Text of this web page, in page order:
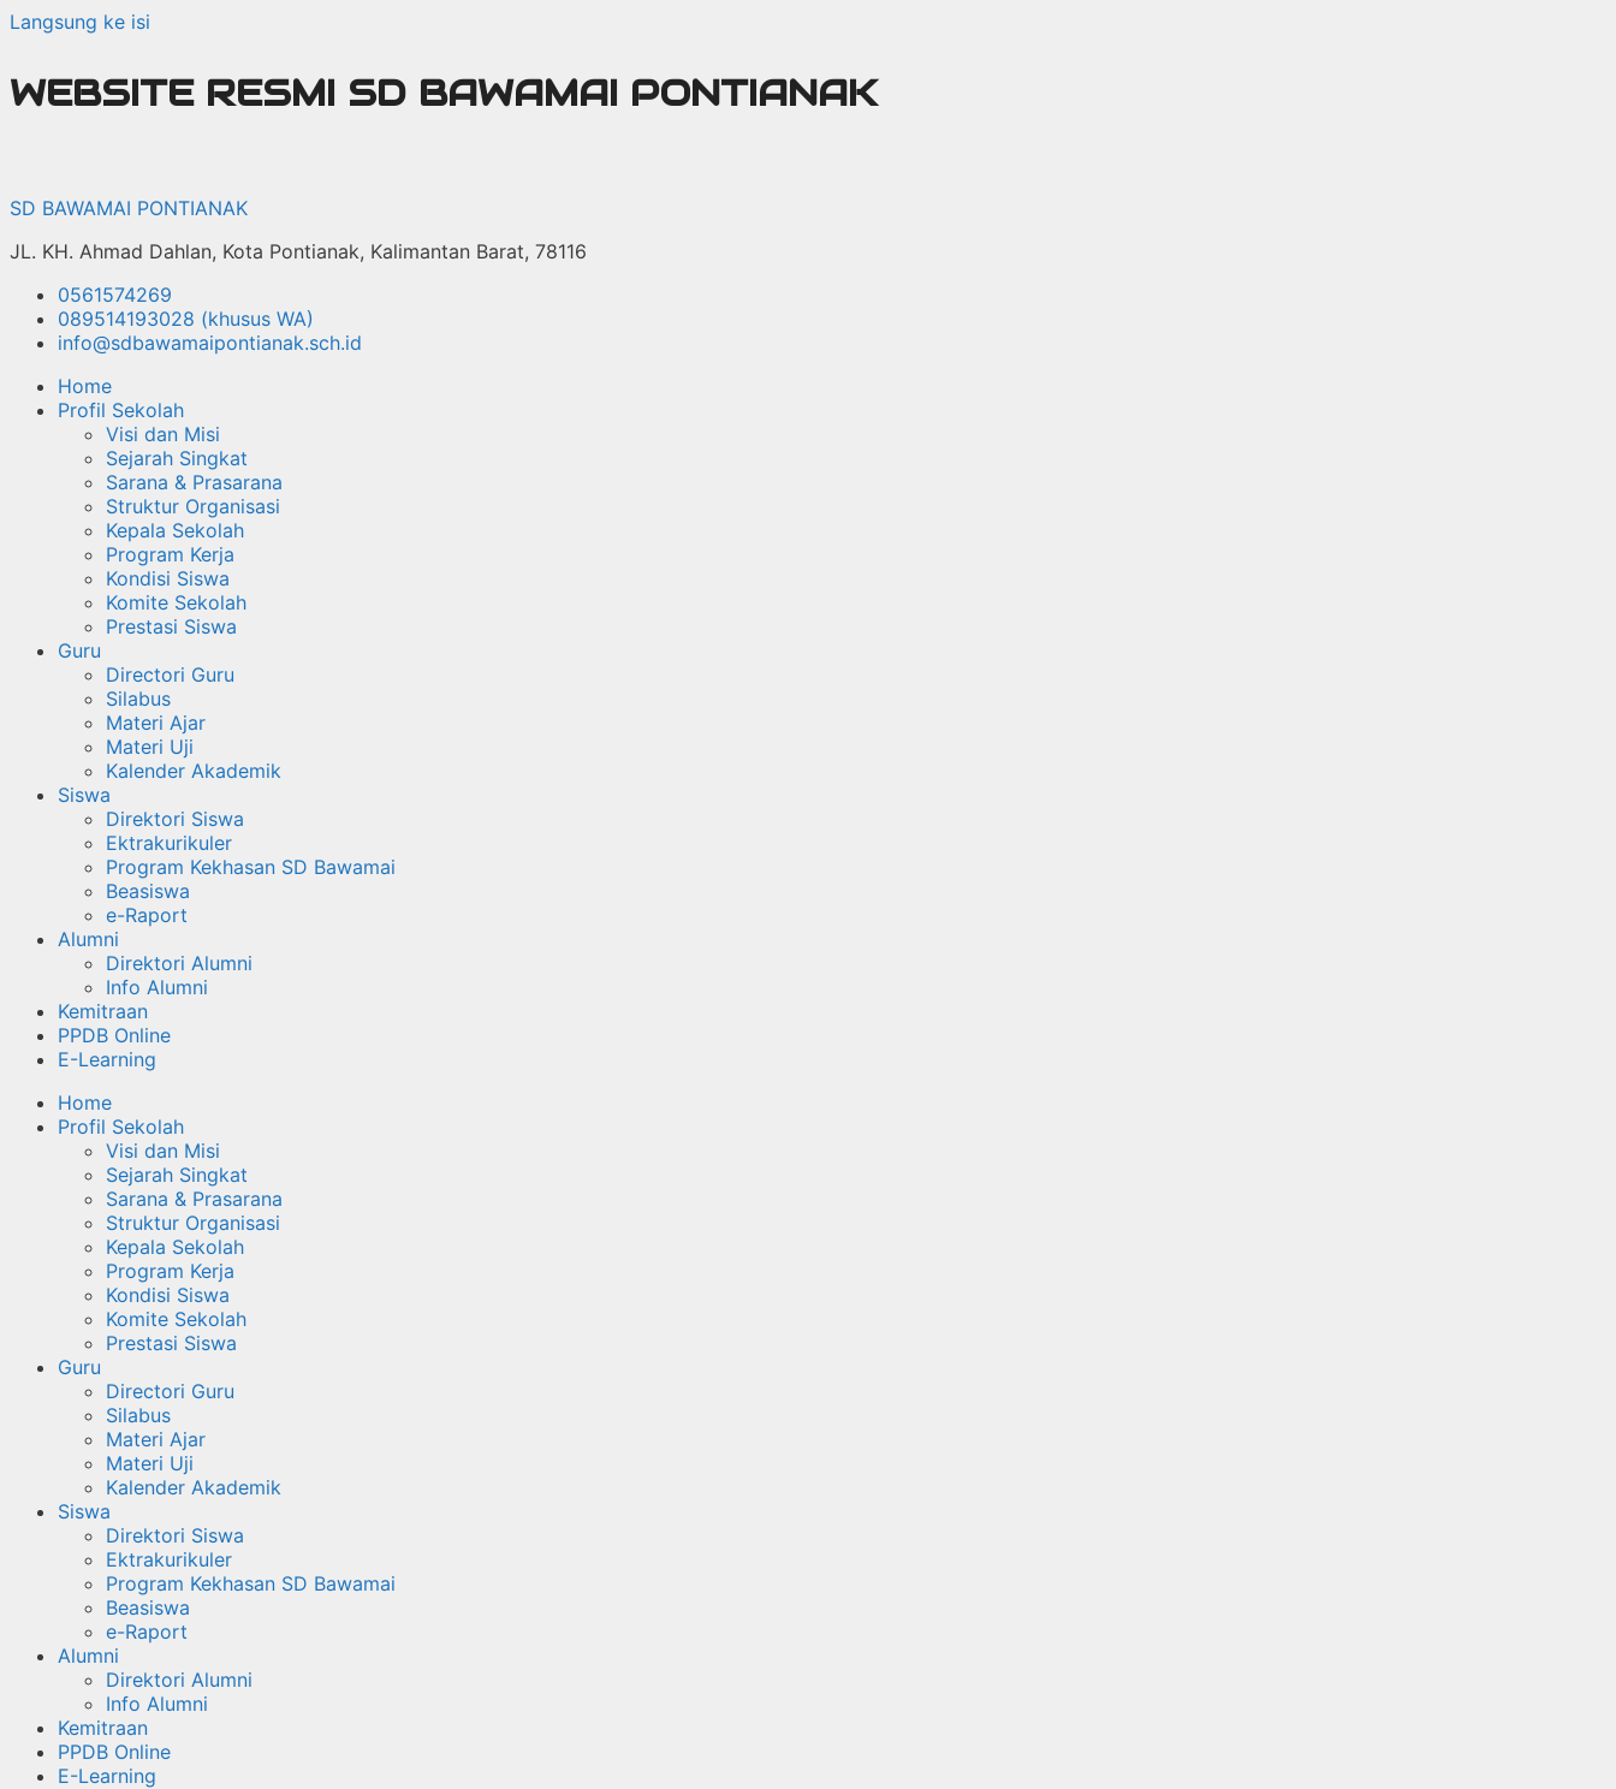
Langsung ke isi
WEBSITE RESMI SD BAWAMAI PONTIANAK
SD BAWAMAI PONTIANAK
JL. KH. Ahmad Dahlan, Kota Pontianak, Kalimantan Barat, 78116
0561574269
089514193028 (khusus WA)
info@sdbawamaipontianak.sch.id
Home
Profil Sekolah
Visi dan Misi
Sejarah Singkat
Sarana & Prasarana
Struktur Organisasi
Kepala Sekolah
Program Kerja
Kondisi Siswa
Komite Sekolah
Prestasi Siswa
Guru
Directori Guru
Silabus
Materi Ajar
Materi Uji
Kalender Akademik
Siswa
Direktori Siswa
Ektrakurikuler
Program Kekhasan SD Bawamai
Beasiswa
e-Raport
Alumni
Direktori Alumni
Info Alumni
Kemitraan
PPDB Online
E-Learning
Home
Profil Sekolah
Visi dan Misi
Sejarah Singkat
Sarana & Prasarana
Struktur Organisasi
Kepala Sekolah
Program Kerja
Kondisi Siswa
Komite Sekolah
Prestasi Siswa
Guru
Directori Guru
Silabus
Materi Ajar
Materi Uji
Kalender Akademik
Siswa
Direktori Siswa
Ektrakurikuler
Program Kekhasan SD Bawamai
Beasiswa
e-Raport
Alumni
Direktori Alumni
Info Alumni
Kemitraan
PPDB Online
E-Learning